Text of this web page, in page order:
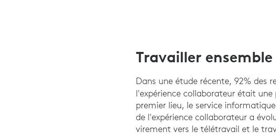
Travailler ensemble
Dans une étude récente, 92% des
l'expérience collaborateur était
premier lieu, le service
de l'expérience collaborateur a
virement vers le télétravail et le